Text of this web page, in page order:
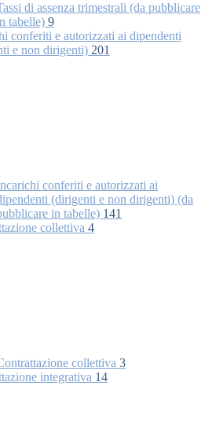
di assenza trimestrali (da pubblicare
tabelle) 9
conferiti e autorizzati ai dipendenti
e non dirigenti) 201
conferiti e autorizzati ai
(dirigenti e non dirigenti) (da
in tabelle) 141
collettiva 4
collettiva 3
integrativa 14